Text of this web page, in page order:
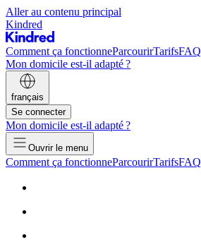
Aller au contenu principal
Kindred
Comment ça fonctionneParcourirTarifsFAQ
Mon domicile est-il adapté ?
français
Se connecter
Mon domicile est-il adapté ?
Ouvrir le menu
Comment ça fonctionneParcourirTarifsFAQ